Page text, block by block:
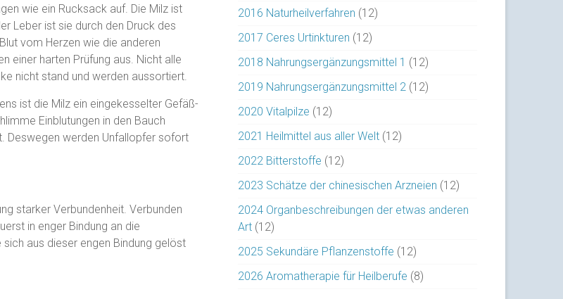
wie ein Rucksack auf. Die Milz ist
Leber ist sie durch den Druck des
vom Herzen wie die anderen
einer harten Prüfung aus. Nicht alle
nicht stand und werden aussortiert.
ist die Milz ein eingekesselter Gefäß-
Einblutungen in den Bauch
Deswegen werden Unfallopfer sofort
starker Verbundenheit. Verbunden
in enger Bindung an die
aus dieser engen Bindung gelöst
2016 Naturheilverfahren (12)
2017 Ceres Urtinkturen (12)
2018 Nahrungsergänzungsmittel 1 (12)
2019 Nahrungsergänzungsmittel 2 (12)
2020 Vitalpilze (12)
2021 Heilmittel aus aller Welt (12)
2022 Bitterstoffe (12)
2023 Schätze der chinesischen Arzneien (12)
2024 Organbeschreibungen der etwas anderen
Art (12)
2025 Sekundäre Pflanzenstoffe (12)
2026 Aromatherapie für Heilberufe (8)